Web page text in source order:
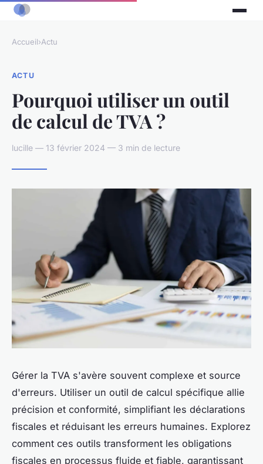
Accueil›Actu
ACTU
Pourquoi utiliser un outil
de calcul de TVA ?
lucille — 13 février 2024 — 3 min de lecture
Gérer la TVA s'avère souvent complexe et source
d'erreurs. Utiliser un outil de calcul spécifique allie
précision et conformité, simplifiant les déclarations
fiscales et réduisant les erreurs humaines. Explorez
comment ces outils transforment les obligations
fiscales en processus fluide et fiable, garantissant